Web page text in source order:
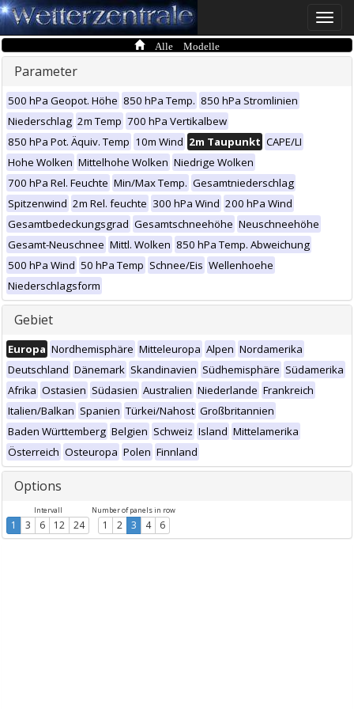
Toggle
Alle Modelle
Parameter
500 hPa Geopot. Höhe 850 hPa Temp. 850 hPa Stromlinien
Niederschlag 2m Temp 700 hPa Vertikalbew
850 hPa Pot. Äquiv. Temp 10m Wind 2m Taupunkt CAPE/LI
Hohe Wolken Mittelhohe Wolken Niedrige Wolken
700 hPa Rel. Feuchte Min/Max Temp. Gesamtniederschlag
Spitzenwind 2m Rel. feuchte 300 hPa Wind 200 hPa Wind
Gesamtbedeckungsgrad Gesamtschneehöhe Neuschneehöhe
Gesamt-Neuschnee Mittl. Wolken 850 hPa Temp. Abweichung
500 hPa Wind 50 hPa Temp Schnee/Eis Wellenhoehe
Niederschlagsform
Gebiet
Europa Nordhemisphäre Mitteleuropa Alpen Nordamerika
Deutschland Dänemark Skandinavien Südhemisphäre Südamerika
Afrika Ostasien Südasien Australien Niederlande Frankreich
Italien/Balkan Spanien Türkei/Nahost Großbritannien
Baden Württemberg Belgien Schweiz Island Mittelamerika
Österreich Osteuropa Polen Finnland
Options
Intervall
1 3 6 12 24
Number of panels in row
1 2 3 4 6